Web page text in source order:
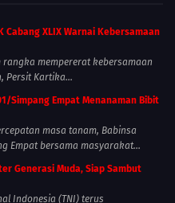
Cabang XLIX Warnai Kebersamaan
rangka mempererat kebersamaan
Persit Kartika...
Simpang Empat Menanaman Bibit
masa tanam, Babinsa
Empat bersama masyarakat...
Generasi Muda, Siap Sambut
Indonesia (TNI) terus